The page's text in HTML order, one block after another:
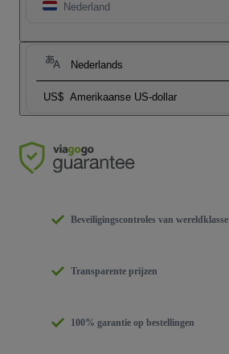
Nederland
Nederlands
US$ Amerikaanse US-dollar
Beveiligingscontroles van wereldklasse
Transparente prijzen
100% garantie op bestellingen